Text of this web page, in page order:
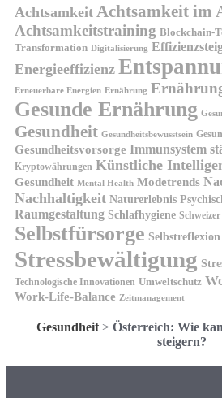
Achtsamkeit Achtsamkeit im
Achtsamkeitstraining Blockchain-
Transformation Digitalisierung
Energieeffizienz
Erneuerbare Energien Ernährung
Gesunde Ernährung
Gesundheit Gesundheitsbewusstsein
Gesundheitsvorsorge Immunsystem
Kryptowährungen Künstliche
Gesundheit Mental Health Modetrends
Nachhaltigkeit Naturerlebnis
Raumgestaltung Schlafhygiene
Selbstfürsorge Selbstreflexion
Stressbewältigung
Technologische Innovationen Umweltschutz
Work-Life-Balance Zeitmanagement
Gesundheit> Österreich: Wie
steigern?